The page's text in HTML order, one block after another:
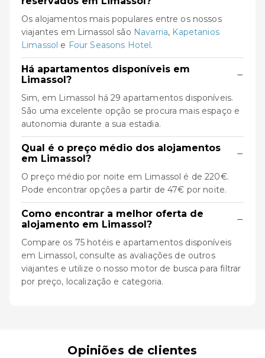
Os alojamentos mais populares entre os nossos
viajantes em Limassol são Navarria, Kapetanios
Limassol e Four Seasons Hotel.
Há apartamentos disponíveis em
Limassol?
−
Sim, em Limassol há 29 apartamentos disponíveis.
São uma excelente opção se procura mais espaço e
autonomia durante a sua estadia.
Qual é o preço médio dos alojamentos
em Limassol?
−
O preço médio por noite em Limassol é de 220€.
Pode encontrar opções a partir de 47€ por noite.
Como encontrar a melhor oferta de
alojamento em Limassol?
−
Compare os 75 hotéis e apartamentos disponíveis
em Limassol, consulte as avaliações de outros
viajantes e utilize o nosso motor de busca para filtrar
por preço, localização e categoria.
Opiniões de clientes